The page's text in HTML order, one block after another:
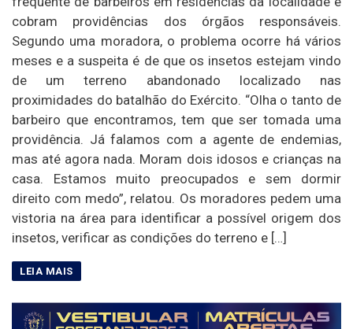
cobram providências dos órgãos responsáveis.
Segundo uma moradora, o problema ocorre há vários
meses e a suspeita é de que os insetos estejam vindo
de um terreno abandonado localizado nas
proximidades do batalhão do Exército. “Olha o tanto de
barbeiro que encontramos, tem que ser tomada uma
providência. Já falamos com a agente de endemias,
mas até agora nada. Moram dois idosos e crianças na
casa. Estamos muito preocupados e sem dormir
direito com medo”, relatou. Os moradores pedem uma
vistoria na área para identificar a possível origem dos
insetos, verificar as condições do terreno e […]